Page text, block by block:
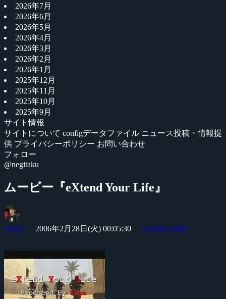
2026年7月
2026年6月
2026年5月
2026年4月
2026年3月
2026年2月
2026年1月
2025年12月
2025年11月
2025年10月
2025年9月
サイト情報
サイトについて configデータファイル ニュース投稿・情報提
供 プライバシーポリシー お問い合わせ
フォロー
@negitaku
ムービー『eXtend Your Life』
Yossy 2006年2月28日(火) 00:05:30 Counter-Strike